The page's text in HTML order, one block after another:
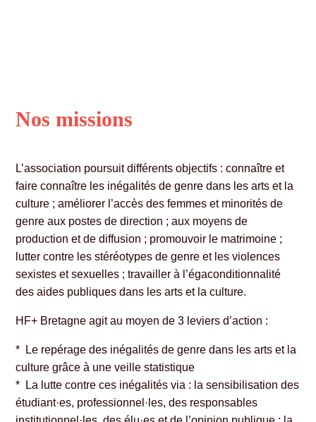
Nos missions
L’association poursuit différents objectifs : connaître et
faire connaître les inégalités de genre dans les arts et la
culture ; améliorer l’accès des femmes et minorités de
genre aux postes de direction ; aux moyens de
production et de diffusion ; promouvoir le matrimoine ;
lutter contre les stéréotypes de genre et les violences
sexistes et sexuelles ; travailler à l’égaconditionnalité
des aides publiques dans les arts et la culture.
HF+ Bretagne agit au moyen de 3 leviers d’action :
* Le repérage des inégalités de genre dans les arts et la
culture grâce à une veille statistique
* La lutte contre ces inégalités via : la sensibilisation des
étudiant·es, professionnel·les, des responsables